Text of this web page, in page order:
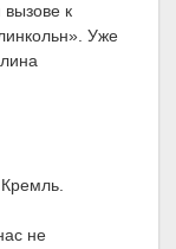
к
Уже
не